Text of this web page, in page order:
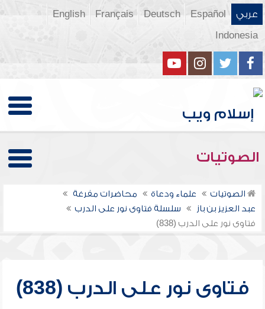
عربي Español
Deutsch
Français
English
Indonesia
الصوتيات
الصوتيات علماء ودعاة
محاضرات مفرغة
عبد العزيز بن باز
سلسلة فتاوى نور على الدرب
فتاوى نور على الدرب (838)
فتاوى نور على الدرب (838)